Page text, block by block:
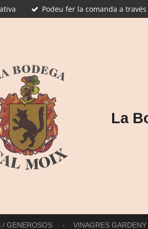
Podeu fer la comanda a
La
/ GENEROSOS VINAGRES GARDENY